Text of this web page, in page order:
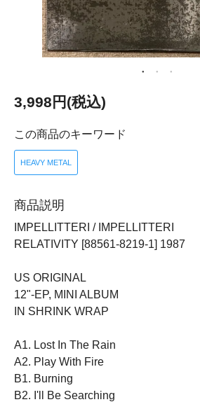
3,998円(税込)
この商品のキーワード
HEAVY METAL
商品説明
IMPELLITTERI / IMPELLITTERI
RELATIVITY [88561-8219-1] 1987
US ORIGINAL
12"-EP, MINI ALBUM
IN SHRINK WRAP
A1. Lost In The Rain
A2. Play With Fire
B1. Burning
B2. I'll Be Searching